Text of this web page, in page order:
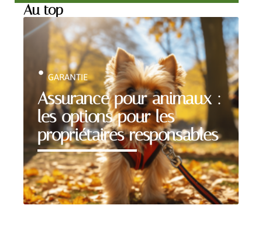
Au top
Assurance pour animaux :
les options pour les
propriétaires responsables
GARANTIE